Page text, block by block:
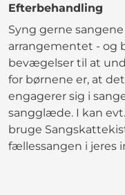
Efterbehandling
Syng gerne
arrangementet - og
bevægelser til at
for børnene er, at
engagerer sig i
sangglæde. I kan
bruge
fællessangen i jeres